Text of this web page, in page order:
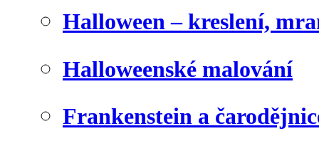
Halloween – kreslení,
Halloweenské malování
Frankenstein a